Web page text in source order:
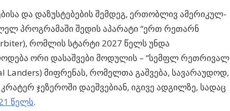
და დაზუსტებების შემდეგ, ერთობლივ ამერიკულ-
პროგრამაში შედის აპარატი “ერთ რეთარნ
რომლის სტარტი 2027 წელს უნდა
ორი დასაშვები მოდულის – “სემფლ რეთრივალ
Landers) მიფრენას, რომელთა გაშვება, სავარაუდოდ,
ჯეზეროში დაეშვებიან, იგივე ადგილზე, სადაც
წელს.